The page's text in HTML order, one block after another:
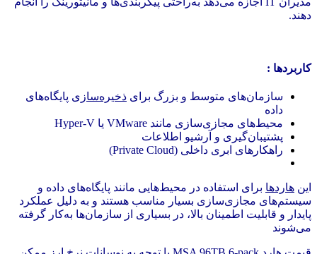
دهند.
کاربردها :
سازمان‌های متوسط و بزرگ برای ذخیره‌سازی پایگاه‌های
داده
محیط‌های مجازی‌سازی مانند VMware یا Hyper-V
پشتیبان‌گیری و آرشیو اطلاعات
راهکارهای ابری داخلی (Private Cloud)
این هاردها برای استفاده در محیط‌هایی مانند پایگاه‌های داده و
سیستم‌های مجازی‌سازی بسیار مناسب هستند و به دلیل عملکرد
پایدار و قابلیت اطمینان بالا، در بسیاری از سازمان‌ها به‌کار گرفته
می‌شوند